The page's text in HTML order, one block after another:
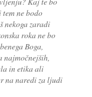
ne bodo
nekoga zaradi
roka ne bo
Boga,
najmočnejših,
in etika ali
na naredi za ljudi